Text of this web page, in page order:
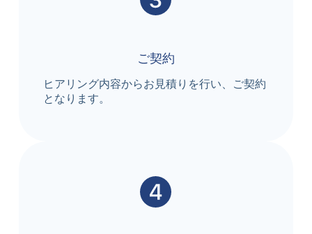
ご契約
ヒアリング内容からお見積りを行い、ご契約
となります。